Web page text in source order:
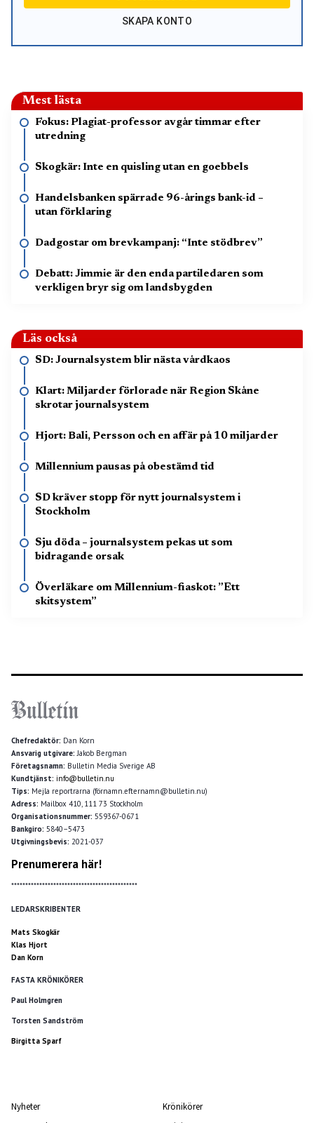
SKAPA KONTO
Mest lästa
Fokus: Plagiat-professor avgår timmar efter
utredning
Skogkär: Inte en quisling utan en goebbels
Handelsbanken spärrade 96-årings bank-id –
utan förklaring
Dadgostar om brevkampanj: “Inte stödbrev”
Debatt: Jimmie är den enda partiledaren som
verkligen bryr sig om landsbygden
Läs också
SD: Journalsystem blir nästa vårdkaos
Klart: Miljarder förlorade när Region Skåne
skrotar journalsystem
Hjort: Bali, Persson och en affär på 10 miljarder
Millennium pausas på obestämd tid
SD kräver stopp för nytt journalsystem i
Stockholm
Sju döda – journalsystem pekas ut som
bidragande orsak
Överläkare om Millennium-fiaskot: ”Ett
skitsystem”
Chefredaktör: Dan Korn
Ansvarig utgivare:Jakob Bergman
Företagsnamn: Bulletin Media Sverige AB
Kundtjänst: info@bulletin.nu
Tips: Mejla reportrarna (förnamn.efternamn@bulletin.nu)
Adress: Mailbox 410, 111 73 Stockholm
Organisationsnummer: 559367-0671
Bankgiro: 5840–5473
Utgivningsbevis: 2021-037
Prenumerera här!
*********************************************
LEDARSKRIBENTER
Mats Skogkär
Klas Hjort
Dan Korn
FASTA KRÖNIKÖRER
Paul Holmgren
Torsten Sandström
Birgitta Sparf
Nyheter
Krönikörer